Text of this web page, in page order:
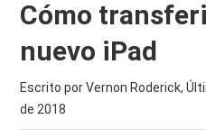
Cómo
nuevo iPad
Escrito por Vernon Roderick,
de 2018